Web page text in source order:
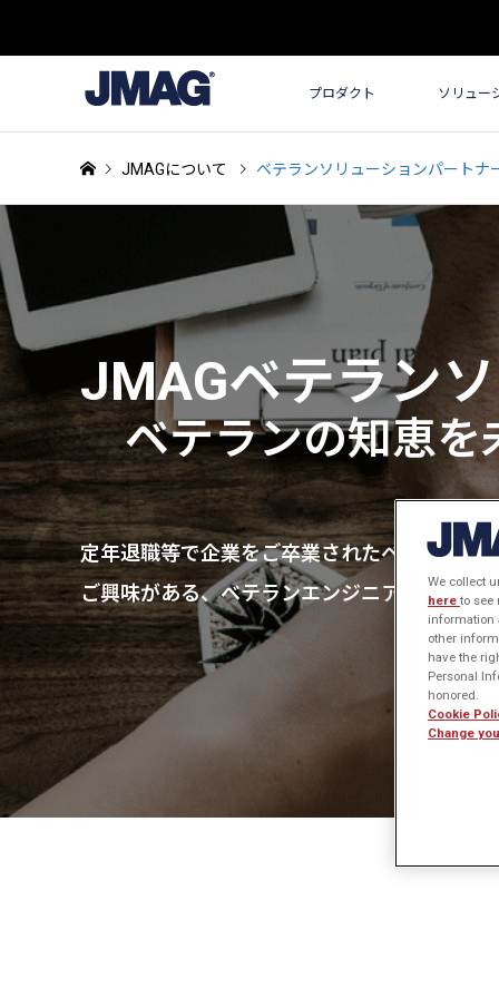
プロダクト ソリュー
JMAGについて ベテランソリューションパートナ
JMAGベテラン
ベテランの知恵を
定年退職等で企業をご卒業されたベテランエ
ご興味がある、ベテランエンジニア、エンジ
We collect
hereto see
information
other
have the
Personal
honored.
Cookie
Change